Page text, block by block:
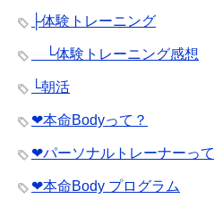
├体験トレーニング
└体験トレーニング感想
└朝活
❤︎本命Bodyって？
❤︎パーソナルトレーナーって
❤︎本命Body プログラム